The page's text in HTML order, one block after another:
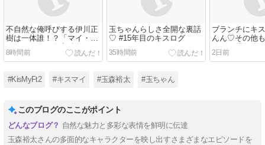
不自然な俺呼びする伊川正
樹は一体誰！？「マイ・フ
ィクション」今夜5話
8時間前
玉ちゃんらしさ全開な裏話
♡ #15年目のキスログ
35時間前
ブランチにキ
んん♡その他
ュー15周年企
る♡
2日前
#KisMyFt2 #キスマイ #玉森裕太 #玉ちゃん
このブログのここがポイント
自然な魅力と多彩な表情を鮮明に伝達
玉森裕太さんの多面的なキャラクターを映し出すさまざまなエピソードを